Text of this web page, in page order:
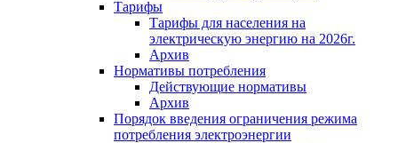
Тарифы
Тарифы для населения на
электрическую энергию на 2026г.
Архив
Нормативы потребления
Действующие нормативы
Архив
Порядок введения ограничения режима
потребления электроэнергии